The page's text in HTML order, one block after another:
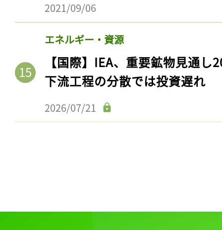
2021/09/06
エネルギー・資源
【国際】IEA、重要鉱物見通
下流工程の分散では投資遅れ
2026/07/21